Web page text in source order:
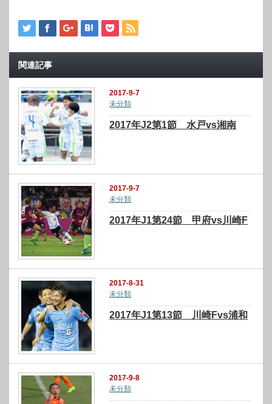
関連記事
2017-9-7
未分類
2017年J2第1節 水戸vs湘南
2017-9-7
未分類
2017年J1第24節 甲府vs川崎F
2017-8-31
未分類
2017年J1第13節 川崎Fvs浦和
2017-9-8
未分類